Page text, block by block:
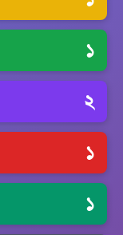
১
২
১
১